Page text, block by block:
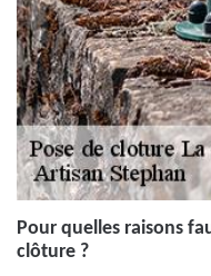
Pour quelles raisons
clôture ?